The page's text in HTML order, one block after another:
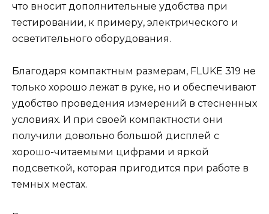
что вносит дополнительные удобства при
тестировании, к примеру, электрического и
осветительного оборудования.
Благодаря компактным размерам, FLUKE 319 не
только хорошо лежат в руке, но и обеспечивают
удобство проведения измерений в стесненных
условиях. И при своей компактности они
получили довольно большой дисплей с
хорошо-читаемыми цифрами и яркой
подсветкой, которая пригодится при работе в
темных местах.